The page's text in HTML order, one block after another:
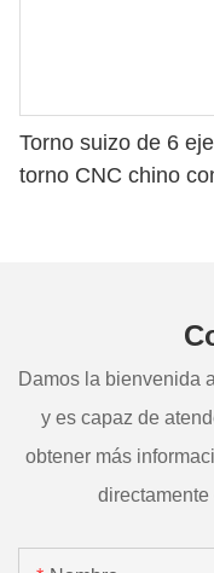
Torno suizo de 6
torno CNC chino
Damos la bienvenida
y es capaz de
obtener más